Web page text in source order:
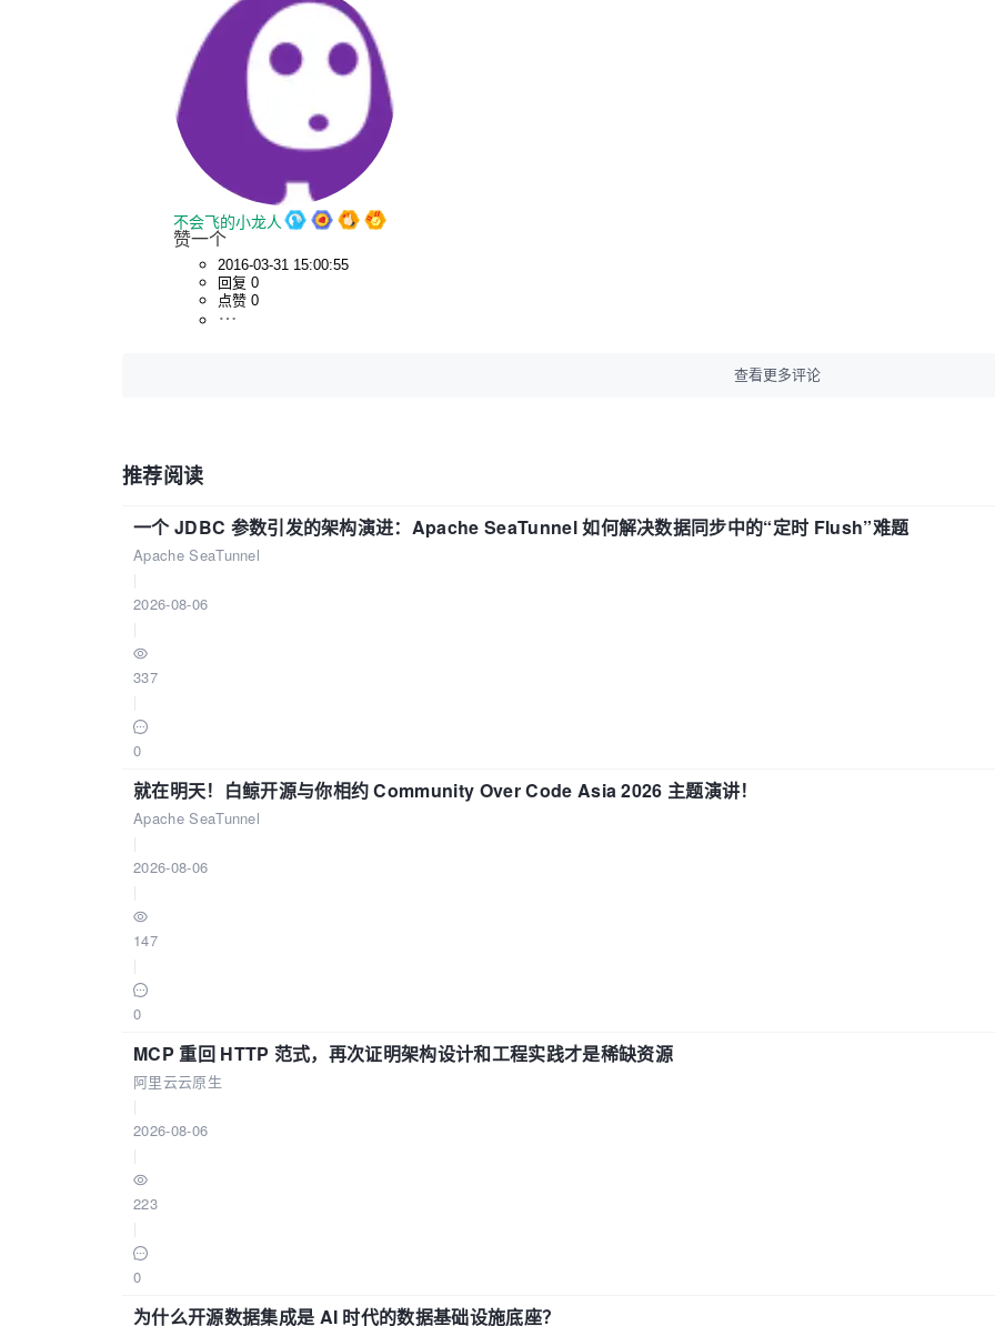
不会飞的小龙人
赞一个
2016-03-31 15:00:55
回复 0
点赞 0
查看更多评论
推荐阅读
一个 JDBC 参数引发的架构演进：Apache SeaTunnel 如何解决数据同步中的“定时 Flush”难题
Apache SeaTunnel
2026-08-06
337
0
就在明天！白鲸开源与你相约 Community Over Code Asia 2026 主题演讲！
Apache SeaTunnel
2026-08-06
147
0
MCP 重回 HTTP 范式，再次证明架构设计和工程实践才是稀缺资源
阿里云云原生
2026-08-06
223
0
为什么开源数据集成是 AI 时代的数据基础设施底座？